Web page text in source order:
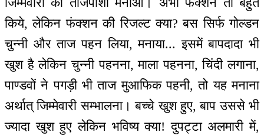
किये, लेकिन फंक्शन की रिजल्ट क्या? बस सिर्फ गोल्डन
चुन्नी और ताज पहन लिया, मनाया... इसमें बापदादा भी
खुश है लेकिन चुन्नी पहनना, माला पहनना, चिंदी लगाना,
पाण्डवों ने पगड़ी भी ताज मुआफिक पहनी, तो यह मनाना
अर्थात् जिम्मेवारी सम्भालना। बच्चे खुश हुए, बाप उससे भी
ज्यादा खुश हुए लेकिन भविष्य क्या! दुपट्टा अलमारी में,